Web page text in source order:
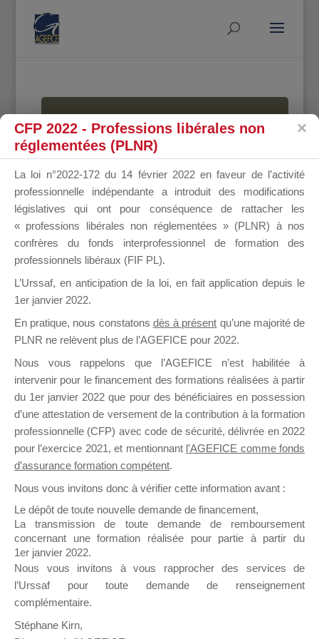
MALLETTE
DU
DIRIGEANT
Groupe Public
il y a un mois
Ce groupe est destiné aux Organismes de
Formation qui souhaitent répondre à l’Appel à
Propositions Mallette du Dirigeant.
sur lequel il est possible de laisser un message
ou poser une question.
NB : Il est nécessaire d’être
pouvoir rejoindre ce groupe
CFP 2022 - Professions libérales non
réglementées (PLNR)
La loi n°2022-172 du 14 février 2022 en faveur de l’activité
professionnelle indépendante a introduit des modifications
législatives qui ont pour conséquence de rattacher les
« professions libérales non réglementées » (PLNR) à nos
confrères du fonds interprofessionnel de formation des
professionnels libéraux (FIF PL).
L’Urssaf, en anticipation de la loi, en fait application depuis le
1er janvier 2022.
En pratique, nous constatons dès à présent qu’une majorité de
PLNR ne relèvent plus de l’AGEFICE pour 2022.
Nous vous rappelons que l’AGEFICE n’est habilitée à
intervenir pour le financement des formations réalisées à partir
du 1er janvier 2022 que pour des bénéficiaires en possession
d’une attestation de versement de la contribution à la formation
professionnelle (CFP) avec code de sécurité, délivrée en 2022
pour l’exercice 2021, et mentionnant l’AGEFICE comme fonds
d’assurance formation compétent.
Nous vous invitons donc à vérifier cette information avant :
Le dépôt de toute nouvelle demande de financement,
La transmission de toute demande de remboursement
concernant une formation réalisée pour partie à partir du
1er janvier 2022.
Nous vous invitons à vous rapprocher des services de
l’Urssaf pour toute demande de renseignement
complémentaire.
Stéphane Kirn,